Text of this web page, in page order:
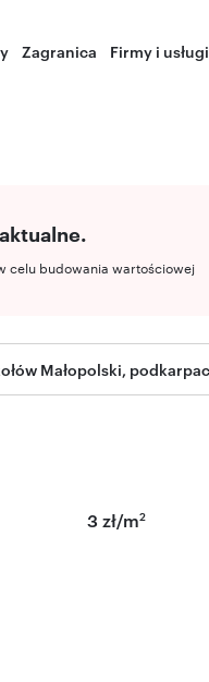
Zagranica Firmy i usługi
celu budowania wartościowej
Małopolski,
3 zł/m2